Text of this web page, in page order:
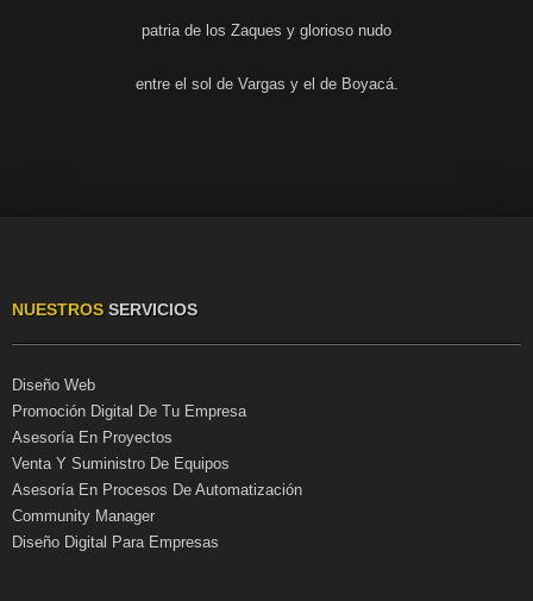
patria de los Zaques y glorioso nudo
entre el sol de Vargas y el de Boyacá.
NUESTROSSERVICIOS
Diseño Web
Promoción Digital De Tu Empresa
Asesoría En Proyectos
Venta Y Suministro De Equipos
Asesoría En Procesos De Automatización
Community Manager
Diseño Digital Para Empresas